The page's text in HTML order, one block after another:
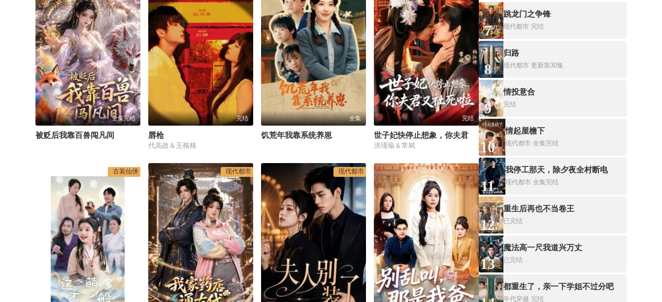
全集完结
被贬后我靠百兽闯凡间
完结
唇枪
代高政＆王格格
全集
饥荒年我靠系统养崽
完结
洪瑾瑜＆常斌
古装仙侠 现代都市 现代都市
7
跳龙门之争锋
现代都市 完结
8
归路
现代都市 更新第30集
9
情投意合
完结
10
情起屋檐下
现代都市 全集完结
11
我停工那天，除夕夜全村断电
现代都市 全集完结
12
重生后再也不当卷王
已完结
13
魔法高一尺我道兴万丈
已完结
都重生了，亲一下学姐不过分吧
年代穿越 完结